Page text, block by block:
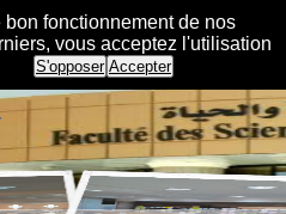
fonctionnement de nos
vous acceptez l'utilisation
S'opposer Accepter